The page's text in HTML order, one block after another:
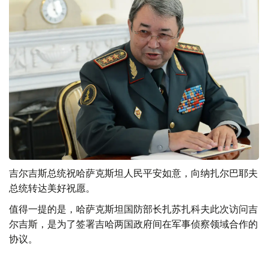
吉尔吉斯总统祝哈萨克斯坦人民平安如意，向纳扎尔巴耶夫
总统转达美好祝愿。
值得一提的是，哈萨克斯坦国防部长扎苏扎科夫此次访问吉
尔吉斯，是为了签署吉哈两国政府间在军事侦察领域合作的
协议。